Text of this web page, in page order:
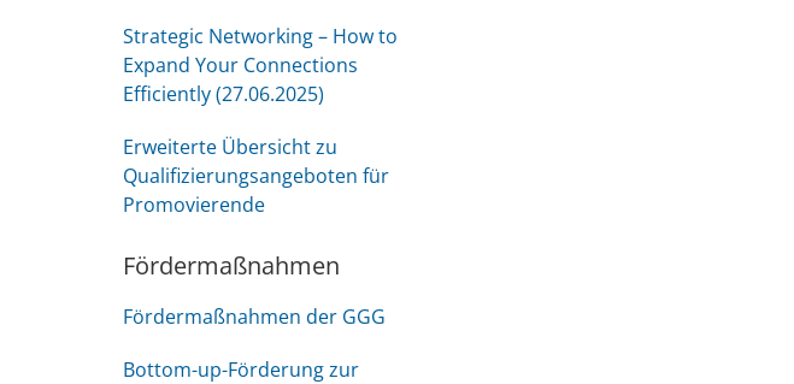
Strategic Networking – How to
Expand Your Connections
Efficiently (27.06.2025)
Erweiterte Übersicht zu
Qualifizierungsangeboten für
Promovierende
Fördermaßnahmen
Fördermaßnahmen der GGG
Bottom-up-Förderung zur